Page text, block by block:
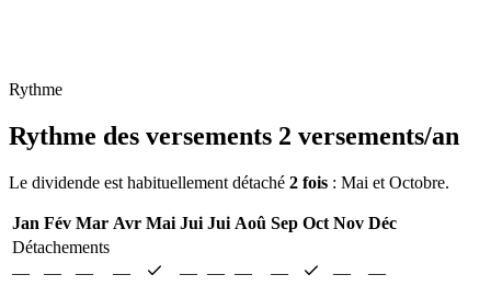
Rythme
Rythme des versements 2 versements/an
Le dividende est habituellement détaché 2 fois : Mai et Octobre.
Jan Fév Mar Avr Mai Jui Jui Aoû Sep Oct Nov Déc
Détachements
—
— — — — — — — —
—